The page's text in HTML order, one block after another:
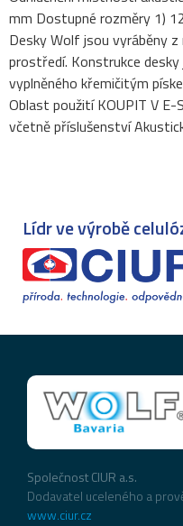
mm Dostupné rozměry 1)
Desky Wolf jsou vyráběny
prostředí. Konstrukce
vyplněného křemičitým
Oblast použití KOUPIT V
včetně příslušenství
Lídr ve výrobě
Společnost CIUR a.s.
Dodavatel uceleného a
www.ciur.cz